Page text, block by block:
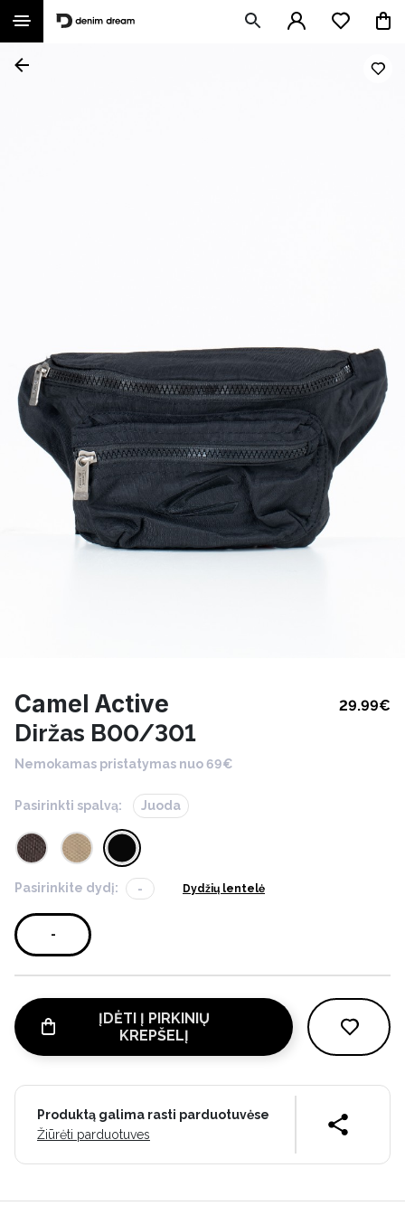
Camel Active 29.99€
Diržas B00/301
Nemokamas pristatymas nuo 69€
Pasirinkti spalvą: Juoda
Pasirinkite dydį: - Dydžių lentelė
-
ĮDĖTI Į PIRKINIŲ
KREPŠELĮ
Produktą galima rasti parduotuvėse
Žiūrėti parduotuves